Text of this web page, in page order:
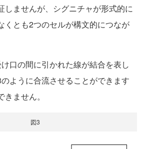
しませんが、シグニチャが形式的に
くとも2つのセルが構文的につなが
口の間に引かれた線が結合を表し
ように合流させることができます
ません。
図3